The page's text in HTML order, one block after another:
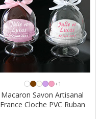
+1
Macaron Savon Artisanal
France Cloche PVC Ruban